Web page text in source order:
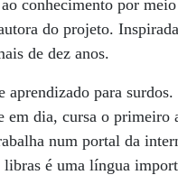
conhecimento por
do projeto.
de dez anos.
para
dia, cursa o primeiro
num portal da
é uma língua